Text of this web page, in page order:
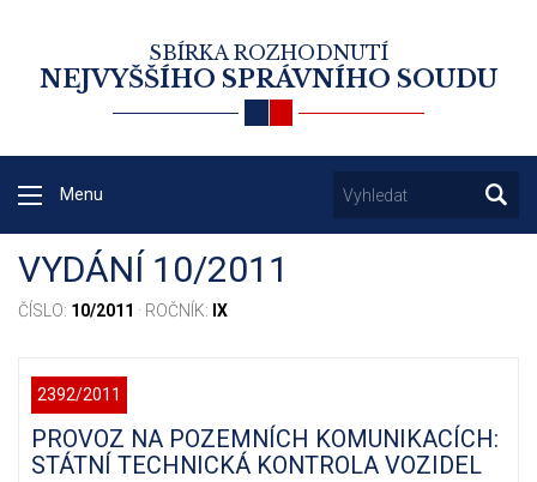
SBÍRKA ROZHODNUTÍ
NEJVYŠŠÍHO SPRÁVNÍHO SOUDU
Menu
VYDÁNÍ 10/2011
ČÍSLO: 10/2011 · ROČNÍK: IX
2392/2011
PROVOZ NA POZEMNÍCH KOMUNIKACÍCH:
STÁTNÍ TECHNICKÁ KONTROLA VOZIDEL